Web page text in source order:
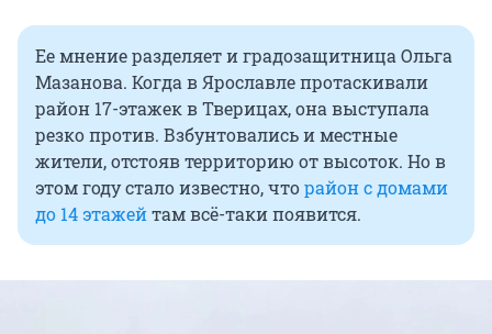
Ее мнение разделяет и градозащитница Ольга
Мазанова. Когда в Ярославле протаскивали
район 17-этажек в Тверицах, она выступала
резко против. Взбунтовались и местные
жители, отстояв территорию от высоток. Но в
этом году стало известно, чторайон с домами
до 14 этажейтам всё-таки появится.